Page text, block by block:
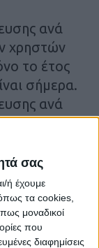
σας
ή έχουμε
τα cookies,
μοναδικοί
που
διαφημίσεις
ανά
χρηστών
το έτος
σήμερα.
ανά
χρηστών
μέχρι 2,5
μηδενικό
ανά